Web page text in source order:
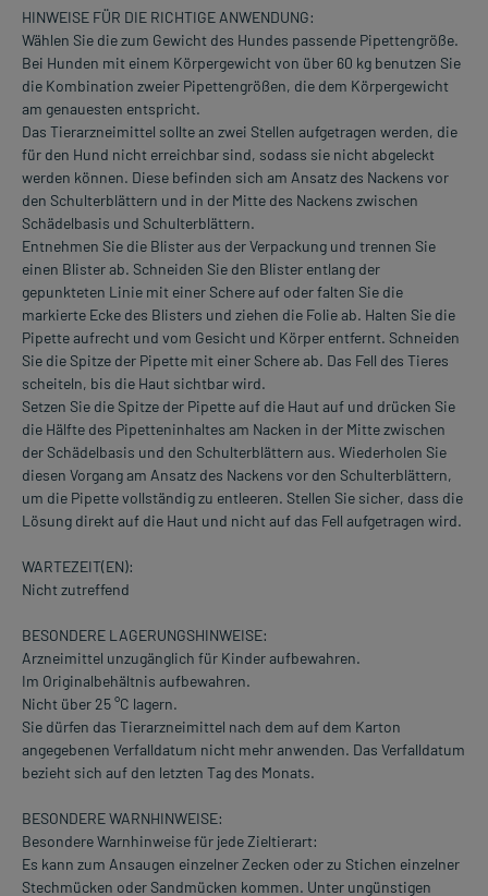
HINWEISE FÜR DIE RICHTIGE ANWENDUNG:
Wählen Sie die zum Gewicht des Hundes passende Pipettengröße.
Bei Hunden mit einem Körpergewicht von über 60 kg benutzen Sie
die Kombination zweier Pipettengrößen, die dem Körpergewicht
am genauesten entspricht.
Das Tierarzneimittel sollte an zwei Stellen aufgetragen werden, die
für den Hund nicht erreichbar sind, sodass sie nicht abgeleckt
werden können. Diese befinden sich am Ansatz des Nackens vor
den Schulterblättern und in der Mitte des Nackens zwischen
Schädelbasis und Schulterblättern.
Entnehmen Sie die Blister aus der Verpackung und trennen Sie
einen Blister ab. Schneiden Sie den Blister entlang der
gepunkteten Linie mit einer Schere auf oder falten Sie die
markierte Ecke des Blisters und ziehen die Folie ab. Halten Sie die
Pipette aufrecht und vom Gesicht und Körper entfernt. Schneiden
Sie die Spitze der Pipette mit einer Schere ab. Das Fell des Tieres
scheiteln, bis die Haut sichtbar wird.
Setzen Sie die Spitze der Pipette auf die Haut auf und drücken Sie
die Hälfte des Pipetteninhaltes am Nacken in der Mitte zwischen
der Schädelbasis und den Schulterblättern aus. Wiederholen Sie
diesen Vorgang am Ansatz des Nackens vor den Schulterblättern,
um die Pipette vollständig zu entleeren. Stellen Sie sicher, dass die
Lösung direkt auf die Haut und nicht auf das Fell aufgetragen wird.
WARTEZEIT(EN):
Nicht zutreffend
BESONDERE LAGERUNGSHINWEISE:
Arzneimittel unzugänglich für Kinder aufbewahren.
Im Originalbehältnis aufbewahren.
Nicht über 25 °C lagern.
Sie dürfen das Tierarzneimittel nach dem auf dem Karton
angegebenen Verfalldatum nicht mehr anwenden. Das Verfalldatum
bezieht sich auf den letzten Tag des Monats.
BESONDERE WARNHINWEISE:
Besondere Warnhinweise für jede Zieltierart:
Es kann zum Ansaugen einzelner Zecken oder zu Stichen einzelner
Stechmücken oder Sandmücken kommen. Unter ungünstigen